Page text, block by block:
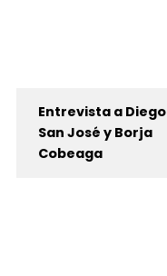
Entrevista a Diego
San José y Borja
Cobeaga